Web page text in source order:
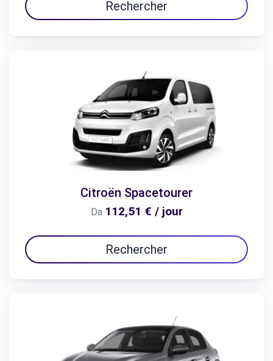
Rechercher
Citroën Spacetourer
Da 112,51 € / jour
Rechercher